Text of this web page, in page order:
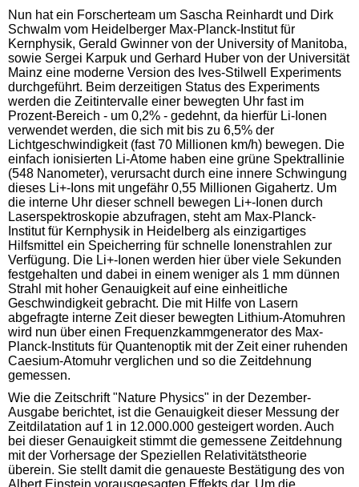
Nun hat ein Forscherteam um Sascha Reinhardt und Dirk
Schwalm vom Heidelberger Max-Planck-Institut für
Kernphysik, Gerald Gwinner von der University of Manitoba,
sowie Sergei Karpuk und Gerhard Huber von der Universität
Mainz eine moderne Version des Ives-Stilwell Experiments
durchgeführt. Beim derzeitigen Status des Experiments
werden die Zeitintervalle einer bewegten Uhr fast im
Prozent-Bereich - um 0,2% - gedehnt, da hierfür Li-Ionen
verwendet werden, die sich mit bis zu 6,5% der
Lichtgeschwindigkeit (fast 70 Millionen km/h) bewegen. Die
einfach ionisierten Li-Atome haben eine grüne Spektrallinie
(548 Nanometer), verursacht durch eine innere Schwingung
dieses Li+-Ions mit ungefähr 0,55 Millionen Gigahertz. Um
die interne Uhr dieser schnell bewegen Li+-Ionen durch
Laserspektroskopie abzufragen, steht am Max-Planck-
Institut für Kernphysik in Heidelberg als einzigartiges
Hilfsmittel ein Speicherring für schnelle Ionenstrahlen zur
Verfügung. Die Li+-Ionen werden hier über viele Sekunden
festgehalten und dabei in einem weniger als 1 mm dünnen
Strahl mit hoher Genauigkeit auf eine einheitliche
Geschwindigkeit gebracht. Die mit Hilfe von Lasern
abgefragte interne Zeit dieser bewegten Lithium-Atomuhren
wird nun über einen Frequenzkammgenerator des Max-
Planck-Instituts für Quantenoptik mit der Zeit einer ruhenden
Caesium-Atomuhr verglichen und so die Zeitdehnung
gemessen.
Wie die Zeitschrift "Nature Physics" in der Dezember-
Ausgabe berichtet, ist die Genauigkeit dieser Messung der
Zeitdilatation auf 1 in 12.000.000 gesteigert worden. Auch
bei dieser Genauigkeit stimmt die gemessene Zeitdehnung
mit der Vorhersage der Speziellen Relativitätstheorie
überein. Sie stellt damit die genaueste Bestätigung des von
Albert Einstein vorausgesagten Effekts dar. Um die